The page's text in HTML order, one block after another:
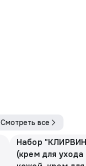
Смотреть все
Набор
(крем для ухода